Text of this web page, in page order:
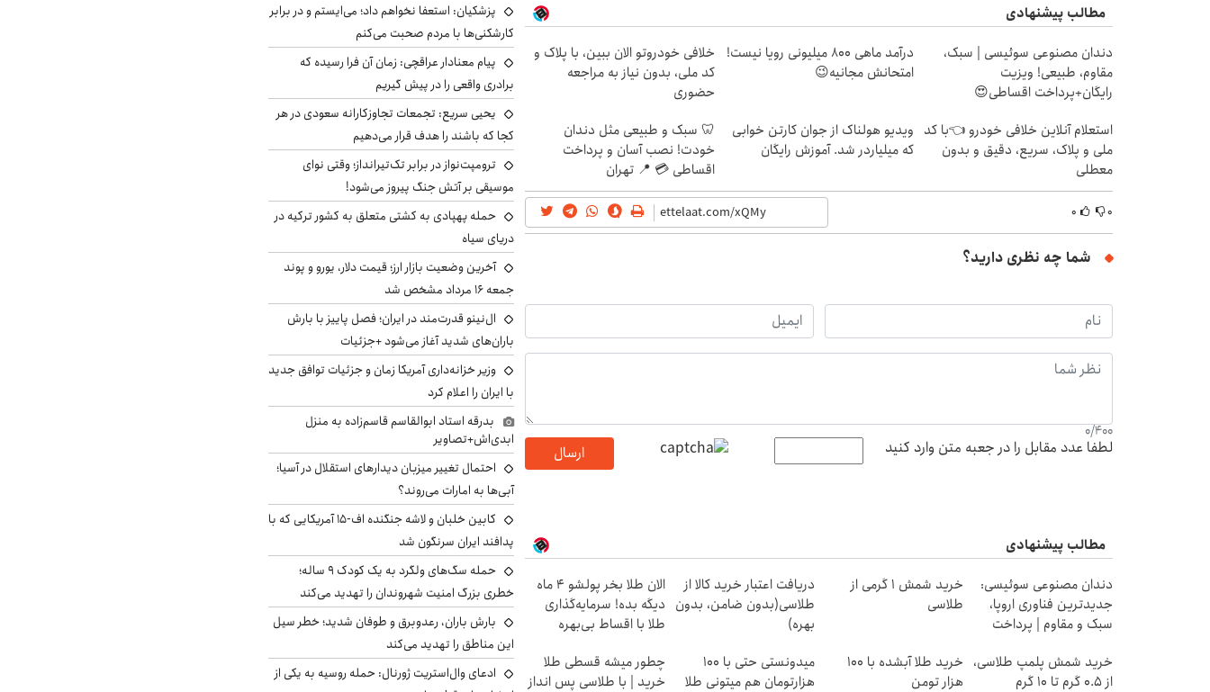
مطالب پیشنهادی
دندان مصنوعی سوئیسی | سبک،
مقاوم، طبیعی! ویزیت
رایگان+پرداخت اقساطی😍
درآمد ماهی 800 میلیونی رویا نیست!
امتحانش مجانیه😉
خلافی خودروتو الان ببین، با پلاک و
کد ملی، بدون نیاز به مراجعه
حضوری
استعلام آنلاین خلافی خودرو 👈با کد
ملی و پلاک، سریع، دقیق و بدون
معطلی
ویدیو هولناک از جوان کارتن خوابی
که میلیاردر شد. آموزش رایگان
🦷 سبک و طبیعی مثل دندان
خودت! نصب آسان و پرداخت
اقساطی 💳 📍 تهران
۰ ۰
شما چه نظری دارید؟
0/400
لطفا عدد مقابل را در جعبه متن وارد کنید ارسال
مطالب پیشنهادی
دندان مصنوعی سوئیسی:
جدیدترین فناوری اروپا،
سبک و مقاوم | پرداخت
خرید شمش 1 گرمی از
طلاسی
دریافت اعتبار خرید کالا از
طلاسی(بدون ضامن، بدون
بهره)
الان طلا بخر پولشو 4 ماه
دیگه بده! سرمایه‌گذاری
طلا با اقساط بی‌بهره
خرید شمش پلمپ طلاسی،
از ۰.۵ گرم تا ۱۰ گرم
خرید طلا آبشده با 100
هزار تومن
میدونستی حتی با ۱۰۰
هزارتومان هم میتونی طلا
چطور میشه قسطی طلا
خرید | با طلاسی پس انداز
پزشکیان: استعفا نخواهم داد؛ می‌ایستم و در برابر
کارشکنی‌ها با مردم صحبت می‌کنم
پیام معنادار عراقچی: زمان آن فرا رسیده که
برادری واقعی را در پیش گیریم
یحیی سریع: تجمعات تجاوزکارانه سعودی در هر
کجا که باشند را هدف قرار می‌دهیم
ترومپت‌نواز در برابر تک‌تیرانداز؛ وقتی نوای
موسیقی بر آتش جنگ پیروز می‌شود!
حمله پهپادی به کشتی متعلق به کشور ترکیه در
دریای سیاه
آخرین وضعیت بازار ارز؛ قیمت دلار، یورو و پوند
جمعه ۱۶ مرداد مشخص شد
ال‌نینو قدرت‌مند در ایران؛ فصل پاییز با بارش
باران‌های شدید آغاز می‌شود +جزئیات
وزیر خزانه‌داری آمریکا زمان و جزئیات توافق جدید
با ایران را اعلام کرد
بدرقه استاد ابوالقاسم قاسم‌زاده به منزل
ابدی‌اش+تصاویر
احتمال تغییر میزبان دیدارهای استقلال در آسیا؛
آبی‌ها به امارات می‌روند؟
کابین خلبان و لاشه جنگنده اف-۱۵ آمریکایی که با
پدافند ایران سرنگون شد
حمله سگ‌های ولگرد به یک کودک ۹ ساله؛
خطری بزرگ امنیت شهروندان را تهدید می‌کند
بارش باران، رعدوبرق و طوفان شدید؛ خطر سیل
این مناطق را تهدید می‌کند
ادعای وال‌استریت ژورنال: حمله روسیه به یکی از